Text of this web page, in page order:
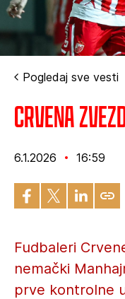
Pogledaj sve vesti
Crvena
6.1.2026 16:59
Fudbaleri
nemački
prve kontrolne